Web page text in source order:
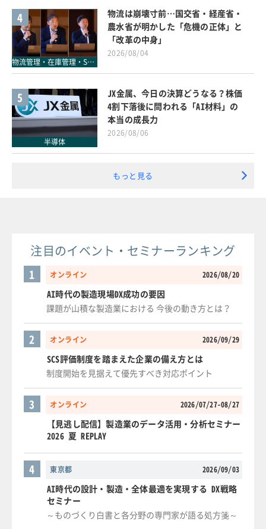
4
物流管理・在庫管理・SCM
物流は崩壊寸前…国交省・経産省・
農水省が明かした「危機の正体」と
「改革の中身」
2026/08/04
5
半導体
JX金属、今日の決算どうなる？株価
4割下落後に問われる「AI材料」の
本当の成長力
2026/08/06
もっと見る
注目のイベント・セミナーランキング
オンライン 2026/08/20
1
AI時代の製造現場DX成功の要因
課題が山積な製造業における 今後の動き方とは？
オンライン 2026/09/29
2
SCS評価制度を踏まえた企業の備え方とは
制度開始を見据えて優先すべき対応ポイント
オンライン 2026/07/27-08/27
3
【見逃し配信】製造業のデータ活用・分析セミナー
2026 夏 REPLAY
東京都 2026/09/03
4
AI時代の設計・製造・全体最適を実現する DX戦略
セミナー
～ものづくり白書と各分野の専門家が語る処方箋～